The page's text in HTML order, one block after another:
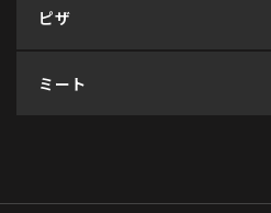
ピザ
ミート